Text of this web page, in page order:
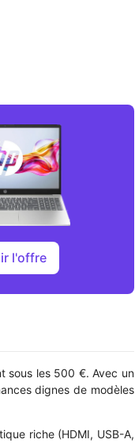
l'offre
sous les 500 €. Avec un
dignes de modèles
riche (HDMI, USB-A,